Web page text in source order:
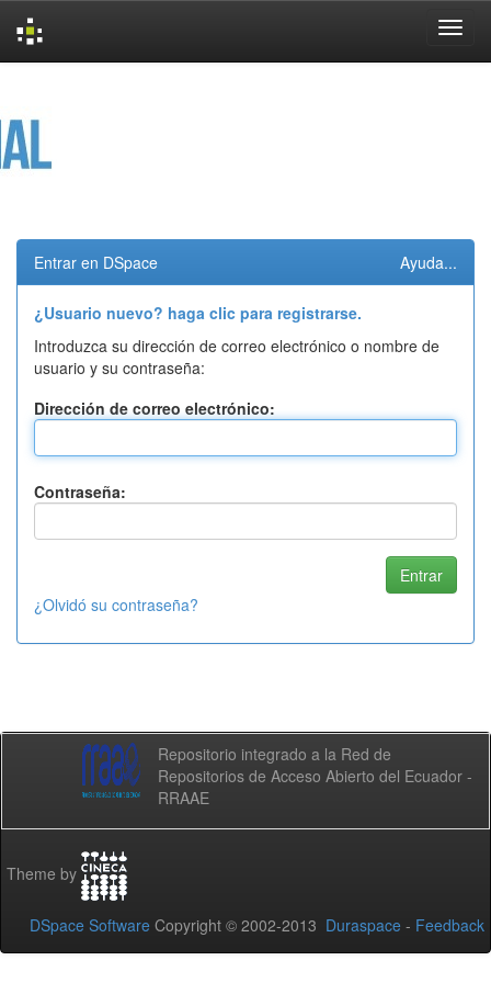
Entrar en DSpace Ayuda...
¿Usuario nuevo? haga clic para registrarse.
Introduzca su dirección de correo electrónico o nombre de
usuario y su contraseña:
Dirección de correo electrónico:
Contraseña:
¿Olvidó su contraseña?
Repositorio integrado a la Red de
Repositorios de Acceso Abierto del Ecuador -
RRAAE
Theme by
DSpace Software Copyright © 2002-2013 Duraspace - Feedback